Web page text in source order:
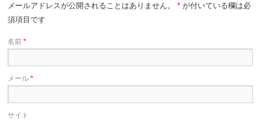
メールアドレスが公開されることはありません。 * が付いている欄は必
須項目です
名前*
メール*
サイト